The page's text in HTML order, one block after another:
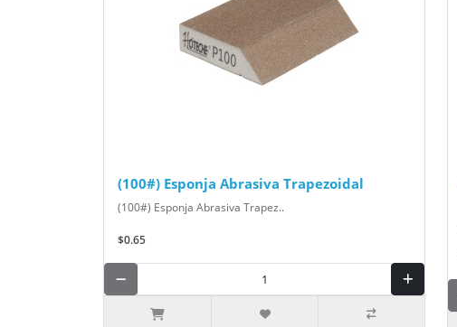
(100#) Esponja Abrasiva Trapezoidal
(100#) Esponja Abrasiva Trapez..
$0.65